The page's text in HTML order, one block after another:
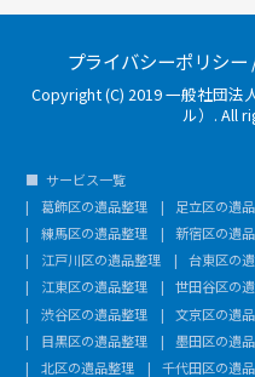
プライバシーポリシー
Copyright (C) 2019 一般社団
ル）. All
サービス一覧
葛飾区の遺品整理
足立区の遺
練馬区の遺品整理
新宿区の遺
江戸川区の遺品整理
台東区の
江東区の遺品整理
世田谷区の
渋谷区の遺品整理
文京区の遺
目黒区の遺品整理
墨田区の遺
北区の遺品整理
千代田区の遺